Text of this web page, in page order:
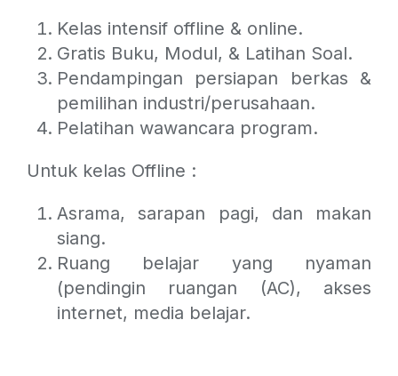
Kelas intensif offline & online.
Gratis Buku, Modul, & Latihan Soal.
Pendampingan persiapan berkas &
pemilihan industri/perusahaan.
Pelatihan wawancara program.
Untuk kelas Offline :
Asrama, sarapan pagi, dan makan
siang.
Ruang belajar yang nyaman
(pendingin ruangan (AC), akses
internet, media belajar.